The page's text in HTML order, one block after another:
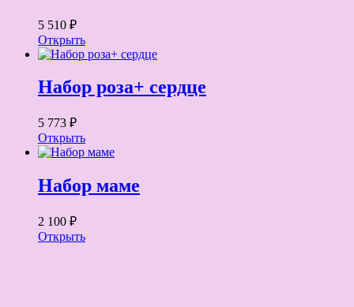
5 510 ₽
Открыть
Набор роза+ сердце
5 773 ₽
Открыть
Набор маме
2 100 ₽
Открыть